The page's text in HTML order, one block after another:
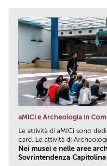
aMICi e Archeologia in
Le attività di aMICi sono
card. Le attività di
Nei musei e nelle aree
Sovrintendenza Capitolina